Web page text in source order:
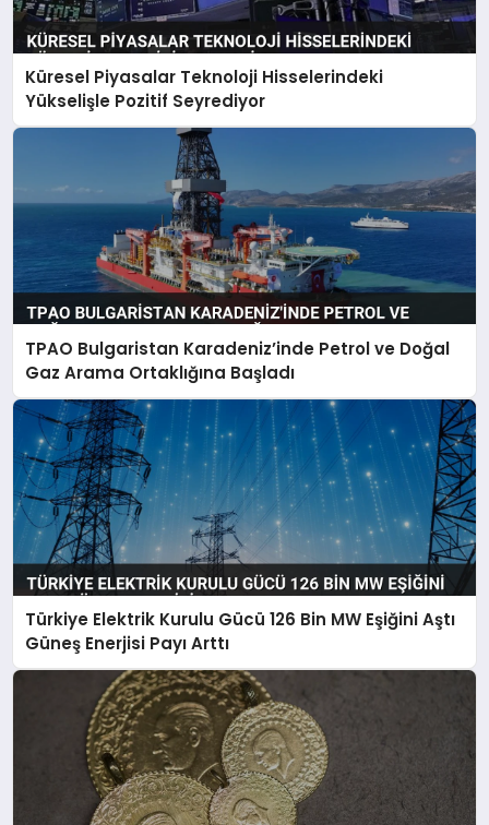
Küresel Piyasalar Teknoloji Hisselerindeki
Yükselişle Pozitif Seyrediyor
TPAO Bulgaristan Karadeniz’inde Petrol ve Doğal
Gaz Arama Ortaklığına Başladı
Türkiye Elektrik Kurulu Gücü 126 Bin MW Eşiğini Aştı
Güneş Enerjisi Payı Arttı